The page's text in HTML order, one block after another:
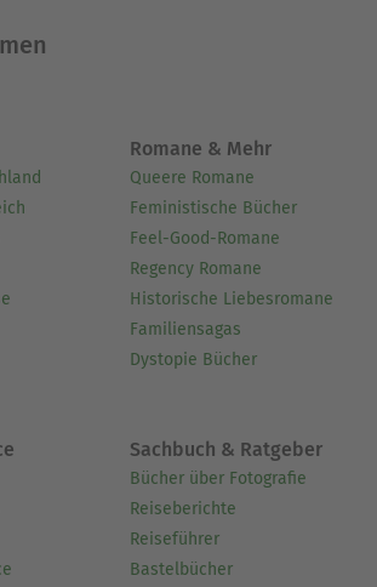
Seamus Heaney Fellowship
den Hartnett Poetry Award
Rooney Prize for Irish
Geist in der Kehle« gelang ihr
gefeierter Bestseller und der
Durchbruch auf literarischer
damit u.a. den An Post Irish
Prize.
Romane & Mehr
Queere Romane
Feministische Bücher
Feel-Good-Romane
Regency Romane
Historische Liebesromane
Familiensagas
Dystopie Bücher
Sachbuch & Ratgeber
Bücher über Fotografie
Reiseberichte
Reiseführer
Bastelbücher